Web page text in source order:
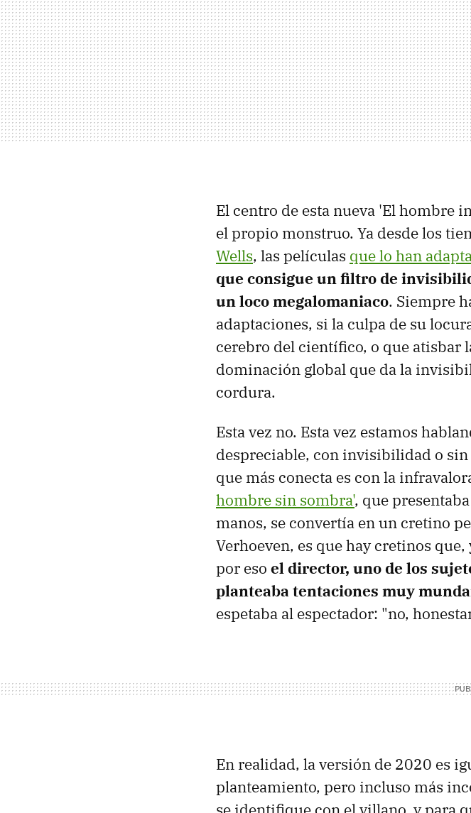
El centro de esta nueva 'El hombre
el propio monstruo. Ya desde los
Wells, las películas que lo han
que consigue un filtro de
un loco megalomaniaco. Siempre
adaptaciones, si la culpa de su
cerebro del científico, o que atisbar
dominación global que da la
cordura.
Esta vez no. Esta vez estamos
despreciable, con invisibilidad o sin
que más conecta es con la
hombre sin sombra', que
manos, se convertía en un cretino
Verhoeven, es que hay cretinos
por eso el director, uno de los
planteaba tentaciones muy
espetaba al espectador: "no,
En realidad, la versión de 2020 es
planteamiento, pero incluso más